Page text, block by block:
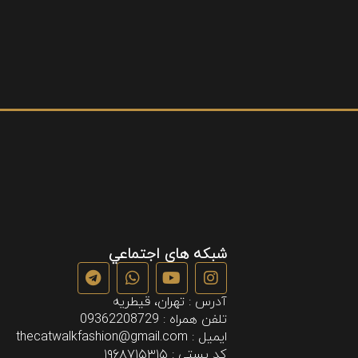
شبكه هاي اجتماعي
آدرس : تهران، قیطریه
تلفن همراه : 09362208729
ايميل : thecatwalkfashion@gmail.com
كد پستي : ۱۹۶۸۷۱۵۳۱۵